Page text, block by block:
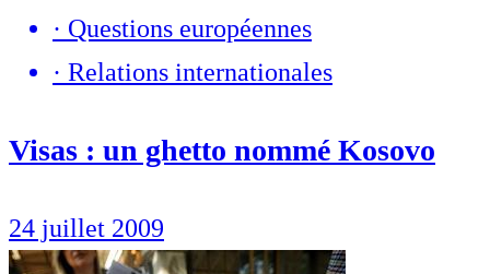
· Questions européennes
· Relations internationales
Visas : un ghetto nommé Kosovo
24 juillet 2009